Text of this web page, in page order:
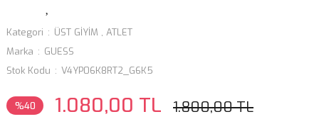
Kategori ÜST GİYİM , ATLET
Marka
GUESS
Stok Kodu
V4YP06K8RT2_G6K5
%40 1.080,00 TL 1.800,00 TL